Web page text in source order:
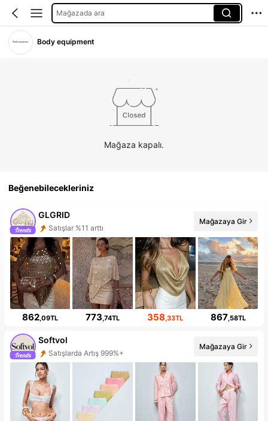
Mağazada ara
Body equipment
Mağaza kapalı.
Beğenebilecekleriniz
GLGRID
Satışlar %11 arttı
Takipçi artışı 345%
Mağazaya Gir
862,09TL 773 ,74TL 358 ,33TL 867,58TL
Softvol
Satışlarda Artış 999%+
Takipçi Artışı 999%+
Mağazaya Gir